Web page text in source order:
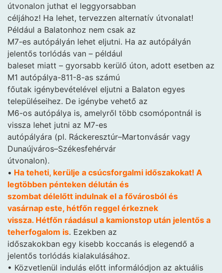
útvonalon juthat el leggyorsabban
céljához! Ha lehet, tervezzen alternatív útvonalat!
Például a Balatonhoz nem csak az
M7-es autópályán lehet eljutni. Ha az autópályán
jelentős torlódás van – például
baleset miatt – gyorsabb kerülő úton, adott esetben az
M1 autópálya-811-8-as számú
főutak igénybevételével eljutni a Balaton egyes
településeihez. De igénybe vehető az
M6-os autópálya is, amelyről több csomópontnál is
vissza lehet jutni az M7-es
autópályára (pl. Ráckeresztúr–Martonvásár vagy
Dunaújváros–Székesfehérvár
útvonalon).
• Ha teheti, kerülje a csúcsforgalmi időszakokat! A
legtöbben pénteken délután és
szombat délelőtt indulnak el a fővárosból és
vasárnap este, hétfőn reggel érkeznek
vissza. Hétfőn ráadásul a kamionstop után jelentős a
teherfogalom is. Ezekben az
időszakokban egy kisebb koccanás is elegendő a
jelentős torlódás kialakulásához.
• Közvetlenül indulás előtt informálódjon az aktuális